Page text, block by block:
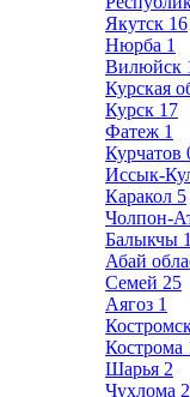
Якутск 16
Нюрба 1
Вилюйск
Курская
Курск 17
Фатеж 1
Курчатов
Иссык-
Каракол 5
Чолпон-
Балыкчы 1
Абай
Семей 25
Аягоз 1
Кострома
Шарья 2
Чухлома 2